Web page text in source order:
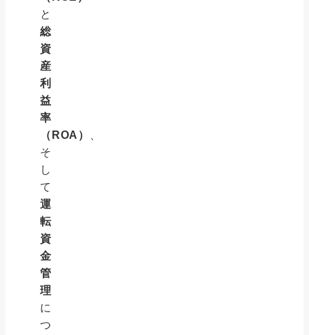
と
総
資
産
利
益
率
（ROA）
そ
し
て
運
転
資
金
管
理
に
つ